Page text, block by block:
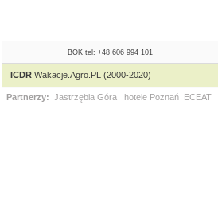
BOK tel: +48 606 994 101
ICDRWakacje.Agro.PL (2000-2020)
Partnerzy: Jastrzębia Góra hotele Poznań ECEAT